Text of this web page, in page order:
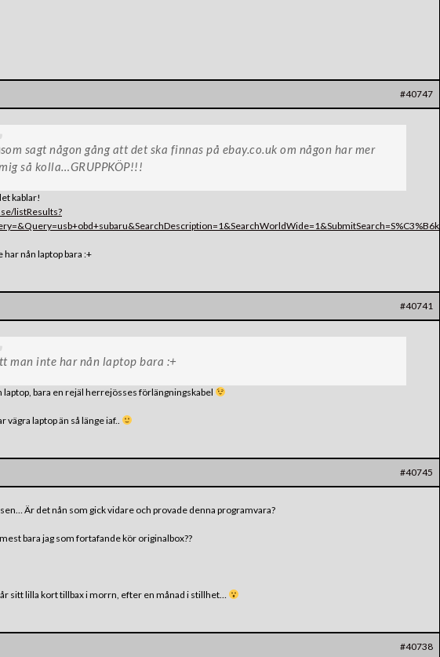
#40747
sagt någon gång att det ska finnas på ebay.co.uk om någon har mer
så kolla…GRUPPKÖP!!!
kablar!
listResults?
har nån laptop bara :+
#40741
man inte har nån laptop bara :+
laptop, bara en rejäl herrejösses förlängningskabel
vägra laptop än så länge iaf..
#40745
Är det nån som gick vidare och provade denna programvara?
bara jag som fortafande kör originalbox??
sitt lilla kort tillbax i morrn, efter en månad i stillhet…
#40738